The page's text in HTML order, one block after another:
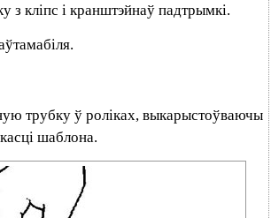
з кліпс і кранштэйнаў падтрымкі.
трубку ў роліках, выкарыстоўваючы
шаблона.